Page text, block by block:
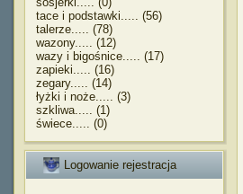
tace i podstawki..... (56)
talerze..... (78)
wazony..... (12)
wazy i bigośnice..... (17)
zapieki..... (16)
zegary..... (14)
łyżki i noże..... (3)
szkliwa..... (1)
świece..... (0)
Logowanie rejestracja